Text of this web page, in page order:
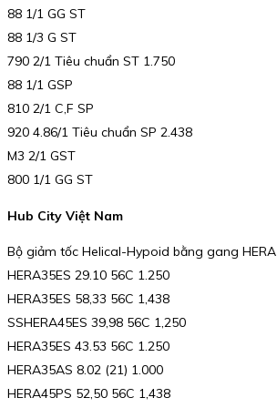
88 1/1 GG ST
88 1/3 G ST
790 2/1 Tiêu chuẩn ST 1.750
88 1/1 GSP
810 2/1 C,F SP
920 4.86/1 Tiêu chuẩn SP 2.438
M3 2/1 GST
800 1/1 GG ST
Hub City Việt Nam
Bộ giảm tốc Helical-Hypoid bằng gang HERA
HERA35ES 29.10 56C 1.250
HERA35ES 58,33 56C 1,438
SSHERA45ES 39,98 56C 1,250
HERA35ES 43.53 56C 1.250
HERA35AS 8.02 (21) 1.000
HERA45PS 52,50 56C 1,438